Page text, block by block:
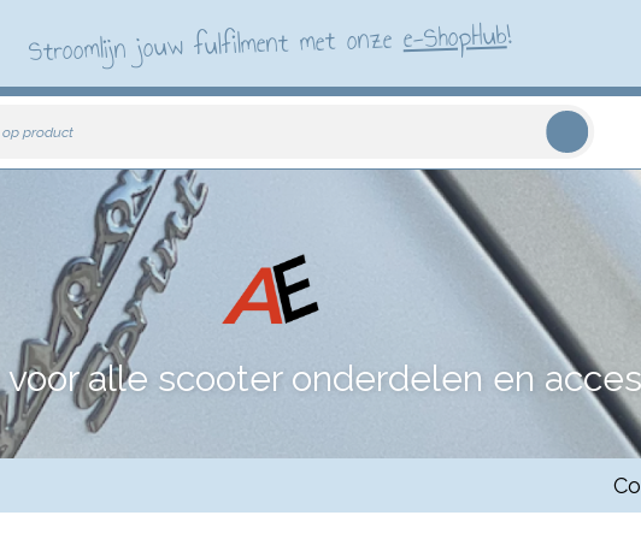
Stroomlijn jouw fulfilment met onzee-ShopHub!
op product
alle scooter onderdelen en